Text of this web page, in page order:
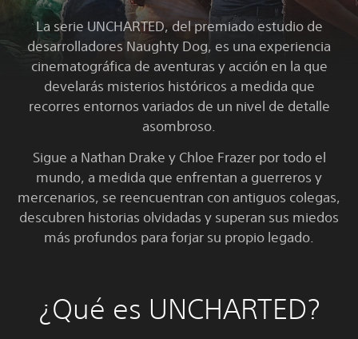
La serie UNCHARTED, del premiado estudio de
desarrolladores Naughty Dog, es una experiencia
cinematográfica de aventuras y acción en la que
develarás misterios históricos a medida que
recorres entornos variados de un nivel de detalle
asombroso.
Sigue a Nathan Drake y Chloe Frazer por todo el
mundo, a medida que enfrentan a guerreros y
mercenarios, se reencuentran con antiguos colegas,
descubren historias olvidadas y superan sus miedos
más profundos para forjar su propio legado.
¿Qué es UNCHARTED?